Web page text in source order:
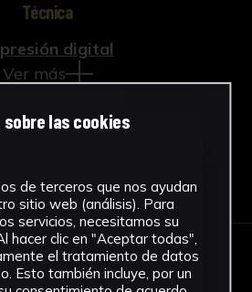
Técnica
digital
Ver más
IMÁGENES
las cookies
de terceros que nos ayudan
sitio web (análisis). Para
servicios, necesitamos su
hacer clic en "Aceptar todas",
el tratamiento de datos
Esto también incluye, por un